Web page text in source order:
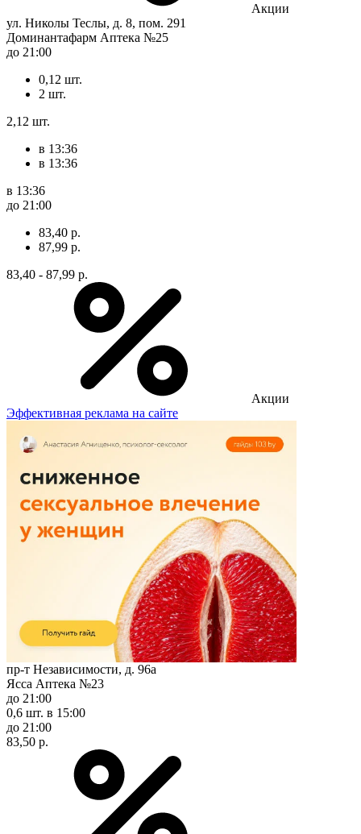
Акции
ул. Николы Теслы, д. 8, пом. 291
Доминантафарм Аптека №25
до 21:00
0,12 шт.
2 шт.
2,12 шт.
в 13:36
в 13:36
в 13:36
до 21:00
83,40 р.
87,99 р.
83,40 - 87,99 р.
Акции
Эффективная реклама на сайте
пр-т Независимости, д. 96а
Ясса Аптека №23
до 21:00
0,6 шт. в 15:00
до 21:00
83,50 р.